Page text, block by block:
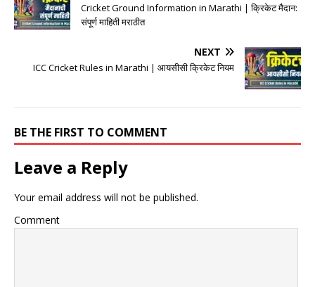
Cricket Ground Information in Marathi | क्रिकेट मैदान:
संपूर्ण माहिती मराठीत
NEXT
ICC Cricket Rules in Marathi | आयसीसी क्रिकेट नियम
BE THE FIRST TO COMMENT
Leave a Reply
Your email address will not be published.
Comment